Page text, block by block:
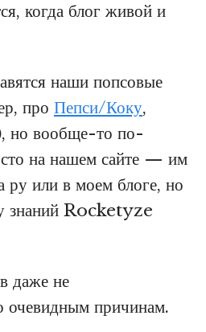
когда блог живой и
наши попсовые
про Пепси/Коку,
но вообще-то по-
на нашем сайте — им
ру или в моем блоге, но
знаний Rocketyze
даже не
очевидным причинам.